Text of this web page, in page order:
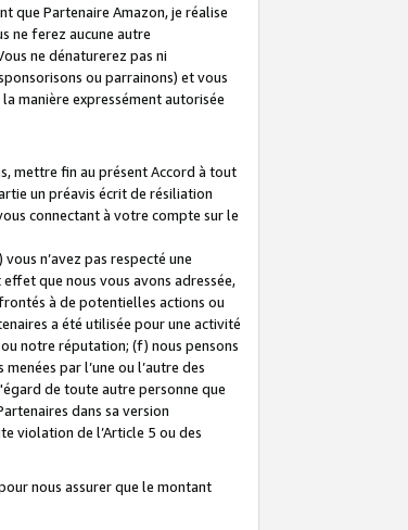
que Partenaire Amazon, je réalise
ne ferez aucune autre
ne dénaturerez pas ni
ou parrainons) et vous
manière expressément autorisée
mettre fin au présent Accord à tout
un préavis écrit de résiliation
connectant à votre compte sur le
n’avez pas respecté une
que nous vous avons adressée,
à de potentielles actions ou
a été utilisée pour une activité
notre réputation; (f) nous pensons
par l’une ou l’autre des
de toute autre personne que
dans sa version
violation de l’Article 5 ou des
nous assurer que le montant